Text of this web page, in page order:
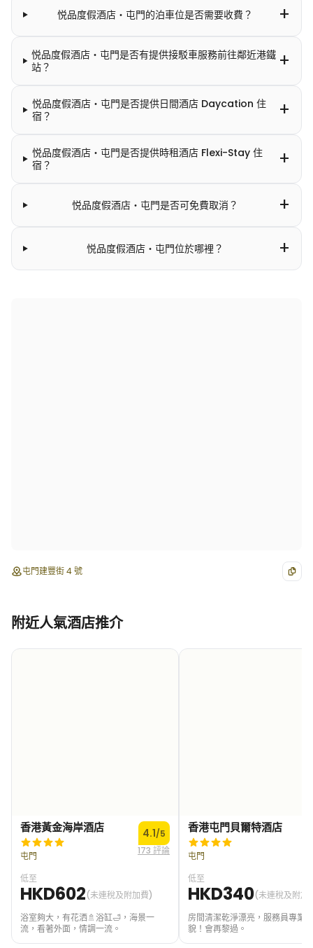
悦品度假酒店‧屯門的泊車位是否需要收費？ +
悦品度假酒店‧屯門是否有提供接駁車服務前往鄰近港鐵
站？
+
悦品度假酒店‧屯門是否提供日間酒店 Daycation 住
宿？
+
悦品度假酒店‧屯門是否提供時租酒店 Flexi-Stay 住
宿？
+
悦品度假酒店‧屯門是否可免費取消？ +
悦品度假酒店‧屯門位於哪裡？ +
屯門建豐街 4 號
附近人氣酒店推介
香港黃金海岸酒店
屯門
4.1/5
173 評論
低至
HKD602(未連稅及附加費)
浴室夠大，有花洒🚿浴缸🛁，海景一
流，看著外面，情調一流。
香港屯門貝爾特酒店
屯門
低至
HKD340(未連稅及附加
房間清潔乾淨漂亮，服務員專業
貌！會再黎過。